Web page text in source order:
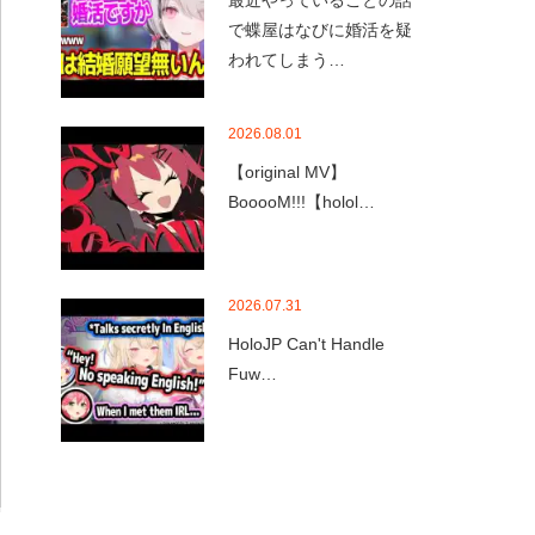
で蝶屋はなびに婚活を疑
われてしまう…
2026.08.01
【original MV】
BooooM!!!【holol…
2026.07.31
HoloJP Can't Handle
Fuw…